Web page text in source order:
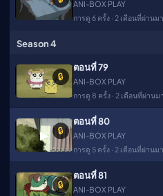
ANI-BOX PLAY
การดู 6 ครั้ง · 2 เดือนที่ผ่านมา
Season 4
🔒
ตอนที่ 79
ANI-BOX PLAY
การดู 8 ครั้ง · 2 เดือนที่ผ่านมา
▶ 🔒
ตอนที่ 80
ANI-BOX PLAY
การดู 5 ครั้ง · 2 เดือนที่ผ่านมา
🔒
ตอนที่ 81
ANI-BOX PLAY